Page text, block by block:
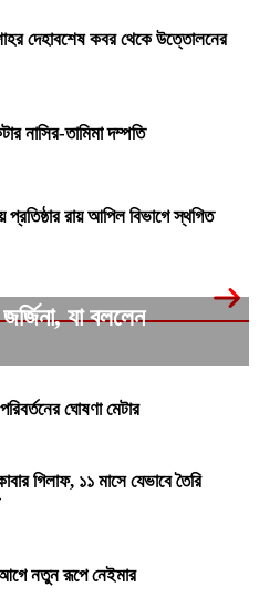
দেহাবশেষ কবর থেকে উত্তোলনের
নাসির-তামিমা দম্পতি
প্রতিষ্ঠার রায় আপিল বিভাগে স্থগিত
যা বললেন
ঘোষণা মেটার
গিলাফ, ১১ মাসে যেভাবে তৈরি
আগে নতুন রূপে নেইমার